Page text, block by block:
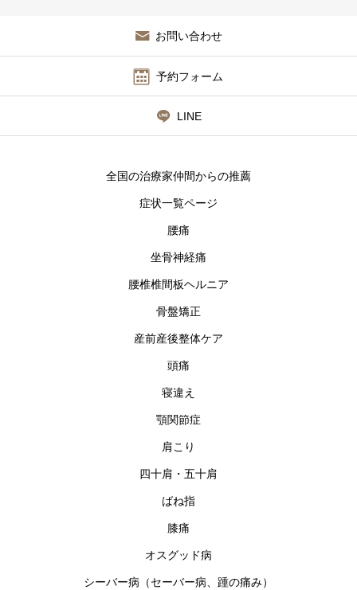
お問い合わせ
予約フォーム
LINE
全国の治療家仲間からの推薦
症状一覧ページ
腰痛
坐骨神経痛
腰椎椎間板ヘルニア
骨盤矯正
産前産後整体ケア
頭痛
寝違え
顎関節症
肩こり
四十肩・五十肩
ばね指
膝痛
オスグッド病
シーバー病（セーバー病、踵の痛み）